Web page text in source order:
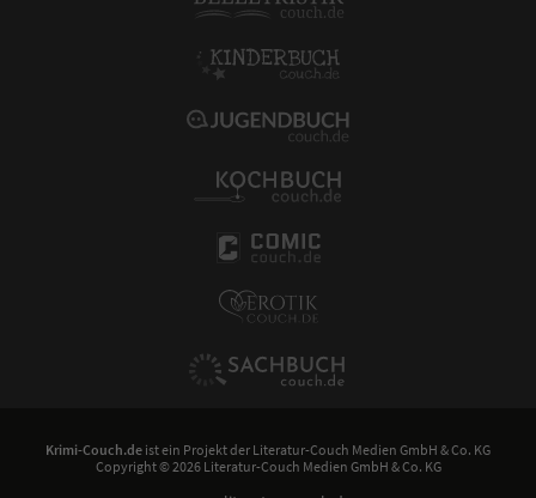
Krimi-Couch.de ist ein Projekt der Literatur-Couch Medien GmbH & Co. KG
Copyright © 2026 Literatur-Couch Medien GmbH & Co. KG